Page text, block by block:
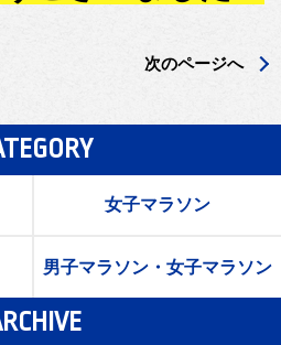
次のページへ
女子マラソン
男子マラソン・女子マラソン